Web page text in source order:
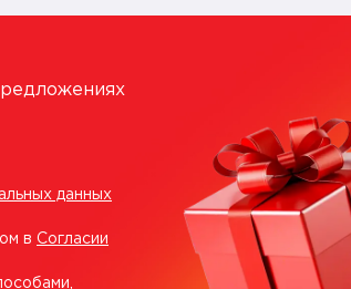
данных
в Согласии